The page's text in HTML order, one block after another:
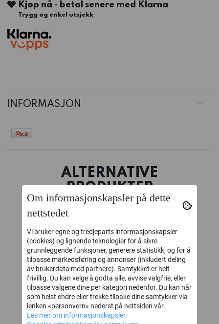
Kjøp nå - betal senere med Klarna
Trygg og enkel utsjekk
INFORMASJON
ALTERNATIVE
PRODUKTER
Necromunda:
Core Gang
Necromunda:
Delaque
‹
Om informasjonskapsler på dette
nettstedet
Vi bruker egne og tredjeparts informasjonskapsler
(cookies) og lignende teknologier for å sikre
grunnleggende funksjoner, generere statistikk, og for å
tilpasse markedsføring og annonser (inkludert deling
av brukerdata med partnere). Samtykket er helt
frivillig. Du kan velge å godta alle, avvise valgfrie, eller
tilpasse valgene dine per kategori nedenfor. Du kan når
som helst endre eller trekke tilbake dine samtykker via
lenken «personvern» nederst på nettsiden vår.
Les mer om informasjonskapsler